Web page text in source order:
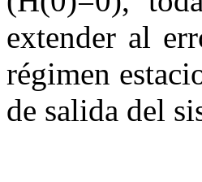
extender al
régimen
de salida del